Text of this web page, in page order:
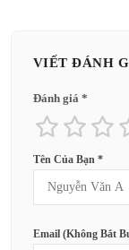
VIẾT ĐÁNH
Đánh giá *
Tên Của Bạn *
Email (không Bắt